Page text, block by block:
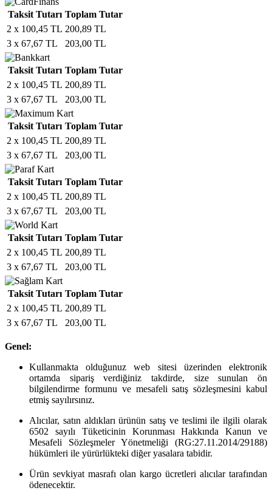
Taksit Tutarı Toplam Tutar
2 x 100,45 TL 200,89 TL
3 x 67,67 TL
203,00 TL
Taksit Tutarı Toplam Tutar
2 x 100,45 TL 200,89 TL
3 x 67,67 TL
203,00 TL
Taksit Tutarı Toplam Tutar
2 x 100,45 TL 200,89 TL
3 x 67,67 TL
203,00 TL
Taksit Tutarı Toplam Tutar
2 x 100,45 TL 200,89 TL
3 x 67,67 TL
203,00 TL
Taksit Tutarı Toplam Tutar
2 x 100,45 TL 200,89 TL
3 x 67,67 TL
203,00 TL
Taksit Tutarı Toplam Tutar
2 x 100,45 TL 200,89 TL
3 x 67,67 TL
203,00 TL
Genel:
Kullanmakta olduğunuz web sitesi üzerinden elektronik
ortamda sipariş verdiğiniz takdirde, size sunulan ön
bilgilendirme formunu ve mesafeli satış sözleşmesini kabul
etmiş sayılırsınız.
Alıcılar, satın aldıkları ürünün satış ve teslimi ile ilgili olarak
6502 sayılı Tüketicinin Korunması Hakkında Kanun ve
Mesafeli Sözleşmeler Yönetmeliği (RG:27.11.2014/29188)
hükümleri ile yürürlükteki diğer yasalara tabidir.
Ürün sevkiyat masrafı olan kargo ücretleri alıcılar tarafından
ödenecektir.